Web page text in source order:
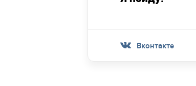
Вконтакте